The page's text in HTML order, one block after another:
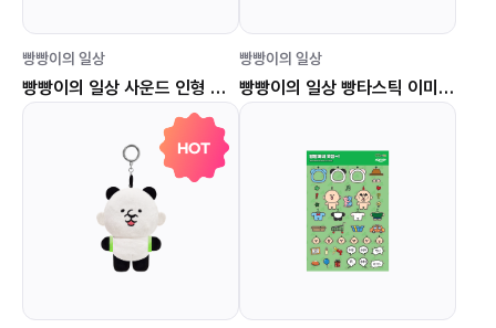
빵빵이의 일상
빵빵이의 일상 사운드 인형 키링 (분홍 끼꼬)
빵빵이의 일상
빵빵이의 일상 빵타스틱 이미지&밸런스 게임
HOT